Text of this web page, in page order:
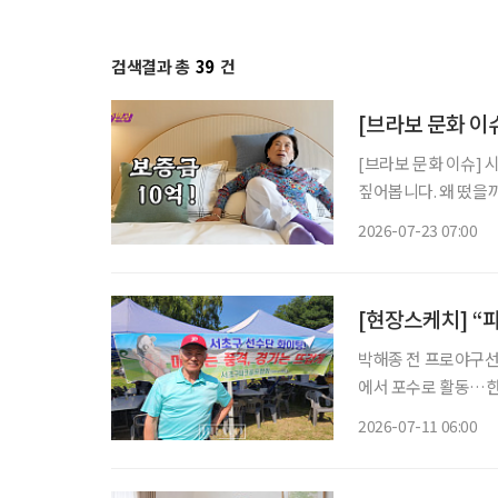
검색결과 총 39 건
[브라보 문화
[브라보 문화 이슈]
짚어봅니다. 왜 떴을까? 초고령사회에 실버타운을 향한 관심이 높아지는 가운데, 실버타운을
2026-07-23 07:00
[현장스케치] “
박해종 전 프로야구선
에서 포수로 활동…
2026-07-11 06:00